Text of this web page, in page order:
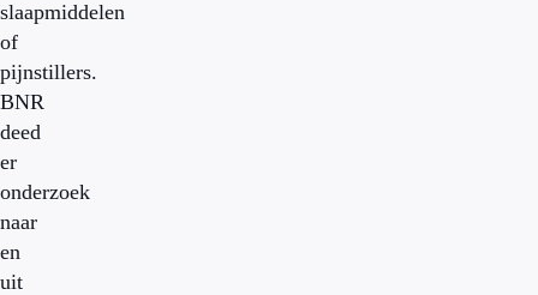
slaapmiddelen
of
pijnstillers.
BNR
deed
er
onderzoek
naar
en
uit